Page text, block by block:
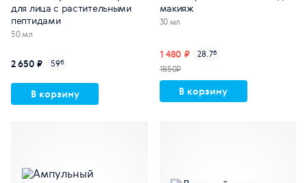
для лица с растительными
пептидами
50 мл
2 650 ₽ 59б
В корзину
макияж
30 мл
1 480 ₽ 28.7б
1850₽
В корзину